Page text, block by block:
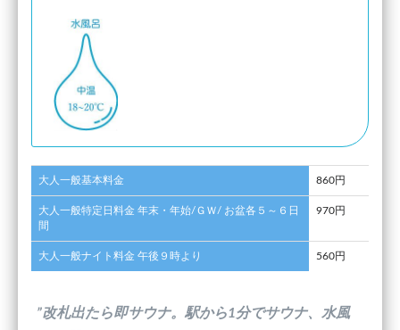
大人一般基本料金 860円
大人一般特定日料金 年末・年始/ＧＷ/ お盆各５～６日
間
970円
大人一般ナイト料金 午後９時より 560円
”改札出たら即サウナ。駅から1分でサウナ、水風